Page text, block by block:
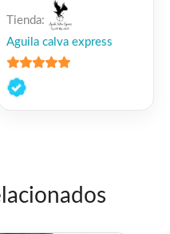
Tienda:
Aguila calva express
5de 5